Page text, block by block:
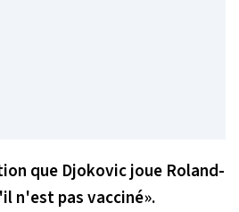
que Djokovic joue Roland-
n'est pas vacciné».